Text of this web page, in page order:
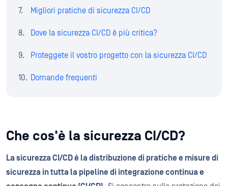
Migliori pratiche di sicurezza CI/CD
Dove la sicurezza CI/CD è più critica?
Proteggete il vostro progetto con la sicurezza CI/CD
Domande frequenti
Che cos'è la sicurezza CI/CD?
La sicurezza CI/CD è la distribuzione di pratiche e misure di
sicurezza in tutta la pipeline di integrazione continua e